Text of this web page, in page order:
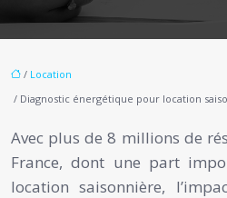
/ Location
/ Diagnostic énergétique pour location
Avec plus de 8 millions de
France, dont une part
location saisonnière,